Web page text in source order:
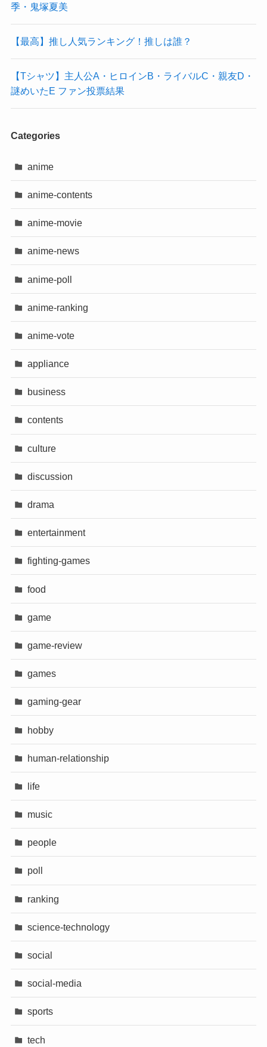
季・鬼塚夏美
【最高】推し人気ランキング！推しは誰？
【Tシャツ】主人公A・ヒロインB・ライバルC・親友D・
謎めいたE ファン投票結果
Categories
anime
anime-contents
anime-movie
anime-news
anime-poll
anime-ranking
anime-vote
appliance
business
contents
culture
discussion
drama
entertainment
fighting-games
food
game
game-review
games
gaming-gear
hobby
human-relationship
life
music
people
poll
ranking
science-technology
social
social-media
sports
tech